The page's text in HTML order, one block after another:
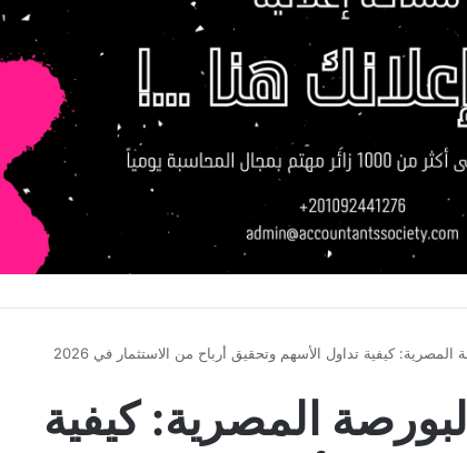
المصرية: كيفية تداول الأسهم وتحقيق أرباح من الاستثمار في 2026
المصرية: كيفية